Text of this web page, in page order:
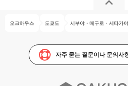
오크하우스 도쿄도 시부야・메구로・세타가
자주 묻는 질문이나 문의사